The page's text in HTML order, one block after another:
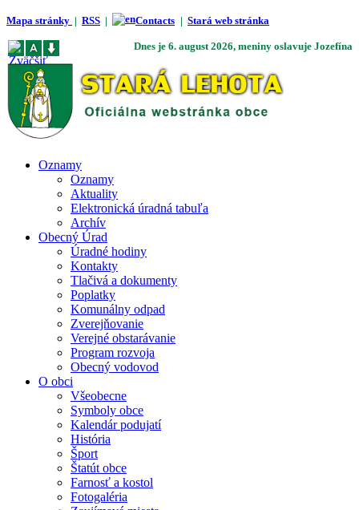
Mapa stránky | RSS | Contacts | Stará web stránka
Dnes je 6. august 2026, meniny oslavuje Jozefína
Oznamy
Oznamy
Aktuality
Elektronická úradná tabuľa
Archív
Obecný Úrad
Úradné hodiny
Kontakty
Tlačivá a dokumenty
Poplatky
Komunálny odpad
Zverejňovanie
Verejné obstarávanie
Program rozvoja
Obecný vodovod
O obci
Všeobecne
Symboly obce
Kalendár podujatí
História
Šport
Štatút obce
Farnosť a kostol
Fotogaléria